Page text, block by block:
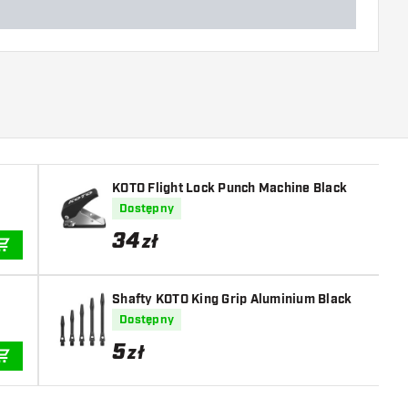
KOTO Flight Lock Punch Machine Black
Dostępny
34zł
Shafty KOTO King Grip Aluminium Black
Dostępny
5zł